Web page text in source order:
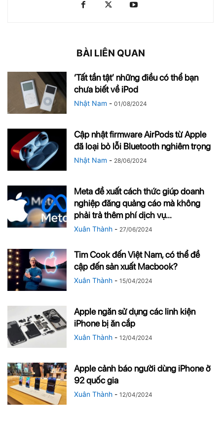
BÀI LIÊN QUAN
‘Tất tần tật’ những điều có thể bạn
chưa biết về iPod
Nhật Nam - 01/08/2024
Cập nhật firmware AirPods từ Apple
đã loại bỏ lỗi Bluetooth nghiêm trọng
Nhật Nam - 28/06/2024
Meta đề xuất cách thức giúp doanh
nghiệp đăng quảng cáo mà không
phải trả thêm phí dịch vụ...
Xuân Thành - 27/06/2024
Tim Cook đến Việt Nam, có thể đề
cập đến sản xuất Macbook?
Xuân Thành - 15/04/2024
Apple ngăn sử dụng các linh kiện
iPhone bị ăn cắp
Xuân Thành - 12/04/2024
Apple cảnh báo người dùng iPhone ở
92 quốc gia
Xuân Thành - 12/04/2024